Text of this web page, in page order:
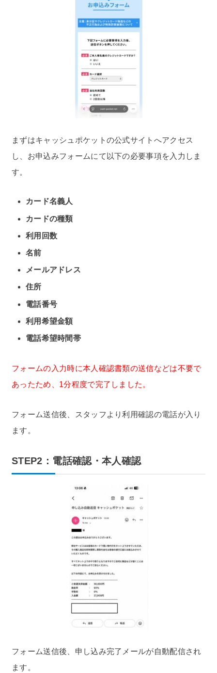
まずはキャッシュポケットの公式サイトへアクセス
し、お申込みフォームにて以下の必要事項を入力しま
す。
カード名義人
カードの種類
利用回数
名前
メールアドレス
住所
電話番号
利用希望金額
電話希望時間帯
フォームの入力時に本人確認書類の送信などは不要で
あったため、1分程度で完了しました。
フォーム送信後、スタッフより利用確認の電話が入り
ます。
STEP2：電話確認・本人確認
フォーム送信後、申し込み完了メールが自動配信され
ます。